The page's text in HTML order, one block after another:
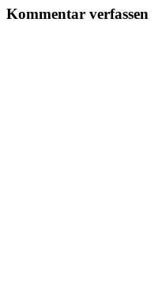
Kommentar verfassen